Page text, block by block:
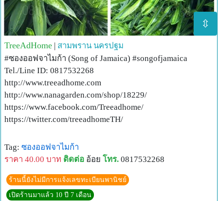
⇳
TreeAdHome สามพราน นครปฐม
#ซองออฟจาไมก้า (Song of Jamaica) #songofjamaica
Tel./Line ID: 0817532268
http://www.treeadhome.com
http://www.nanagarden.com/shop/18229/
https://www.facebook.com/Treeadhome/
https://twitter.com/treeadhomeTH/
Tag: ซองออฟจาไมก้า
ราคา 40.00 บาท ติดต่อ อ้อย โทร. 0817532268
ร้านนี้ยังไม่มีการแจ้งเลขทะเบียนพานิชย์
เปิดร้านมาแล้ว 10 ปี 7 เดือน